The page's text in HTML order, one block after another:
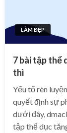
LÀM ĐẸP
7 bài tập thể
thì
Yếu tố rèn
quyết định sự
dưới đây,
tập thể dục